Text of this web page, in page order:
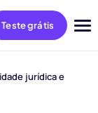
Teste grátis
jurídica e